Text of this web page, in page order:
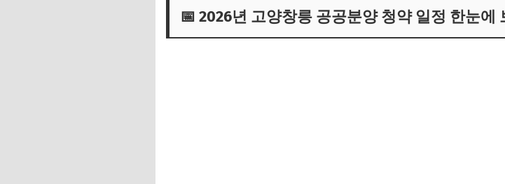
📅 2026년 고양창릉 공공분양 청약 일정 한눈에